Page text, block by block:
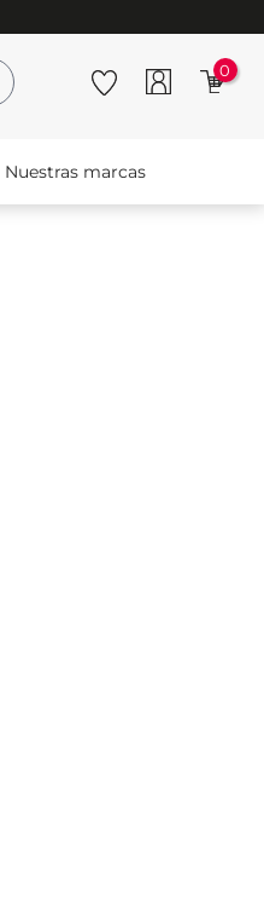
0
Nuestras marcas